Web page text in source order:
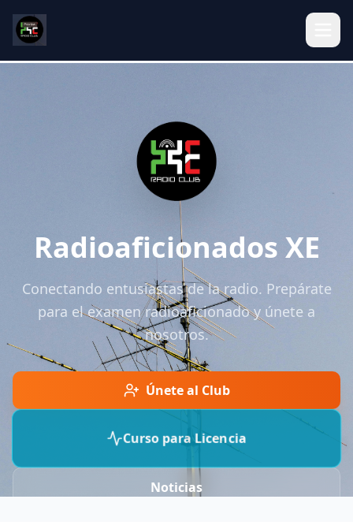
Radioaficionados XE
Conectando entusiastas de la radio. Prepárate
para el examen radioaficionado y únete a
nosotros.
Únete al Club
Curso para Licencia
Noticias